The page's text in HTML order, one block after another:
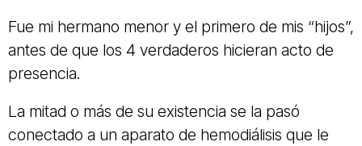
Fue mi hermano menor y el primero de mis “hijos”,
antes de que los 4 verdaderos hicieran acto de
presencia.
La mitad o más de su existencia se la pasó
conectado a un aparato de hemodiálisis que le